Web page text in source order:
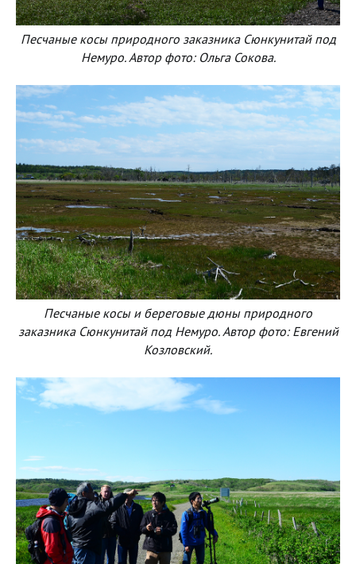
Песчаные косы природного заказника Сюнкунитай под
Немуро. Автор фото: Ольга Сокова.
Песчаные косы и береговые дюны природного
заказника Сюнкунитай под Немуро. Автор фото: Евгений
Козловский.